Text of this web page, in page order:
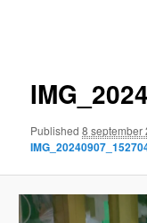
content
Published8 september